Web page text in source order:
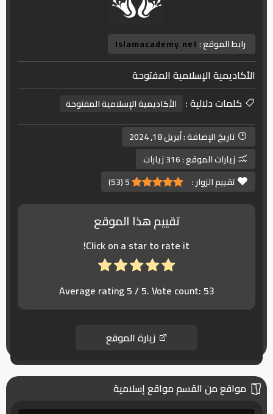
رابط الموقع :Islamacademy.net
الأكاديمية الإسلامية المفتوحة
كلمات دلالية :
الأكاديمية الإسلامية المفتوحة
تاريخ الإضافة :أبريل 18, 2024
زيارات الموقع :316 زيارات
تقييم الزوار :
5
(
53
)
تقييم هذا الموقع
Click on a star to rate it!
Average rating5/ 5. Vote count:53
زيارة الموقع
مواقع من القسم مواقع إسلامية